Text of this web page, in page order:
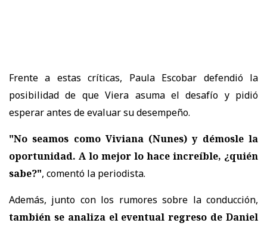
Frente a estas críticas, Paula Escobar defendió la
posibilidad de que Viera asuma el desafío y pidió
esperar antes de evaluar su desempeño.
"No seamos como Viviana (Nunes) y démosle la
oportunidad. A lo mejor lo hace increíble, ¿quién
sabe?", comentó la periodista.
Además, junto con los rumores sobre la conducción,
también se analiza el eventual regreso de Daniel